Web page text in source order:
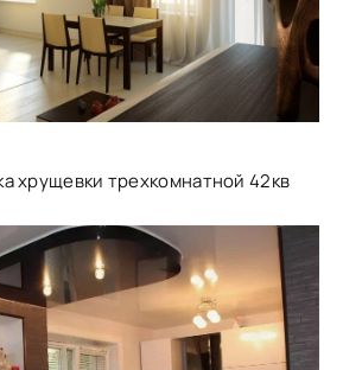
хрущевки трехкомнатной 42кв